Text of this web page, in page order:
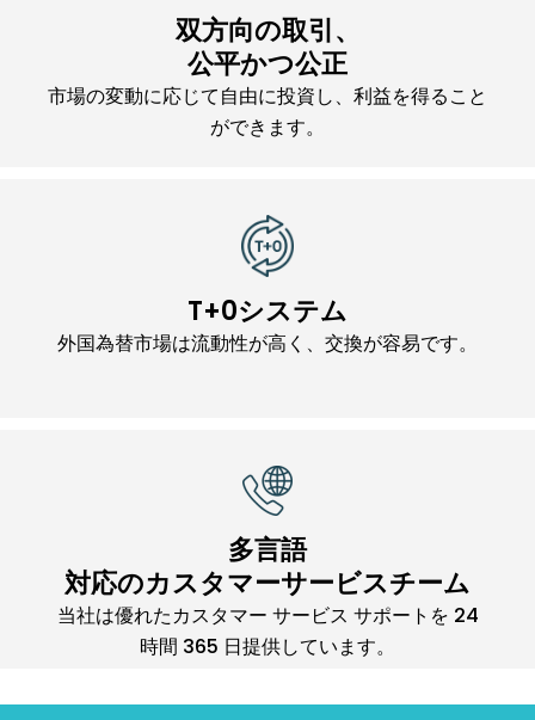
双方向の取引、
公平かつ公正
市場の変動に応じて自由に投資し、利益を得ること
ができます。
T+0システム
外国為替市場は流動性が高く、交換が容易です。
多言語
対応のカスタマーサービスチーム
当社は優れたカスタマー サービス サポートを 24
時間 365 日提供しています。